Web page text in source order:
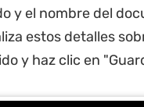
y el nombre del
estos detalles
y haz clic en